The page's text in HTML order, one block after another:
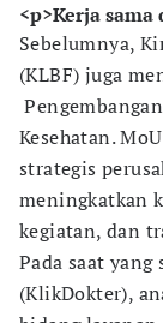
<p>Kerja sama
Sebelumnya,
(KLBF) juga
Kesehatan.
strategis
meningkatkan
kegiatan, dan
Pada saat
(KlikDokter),